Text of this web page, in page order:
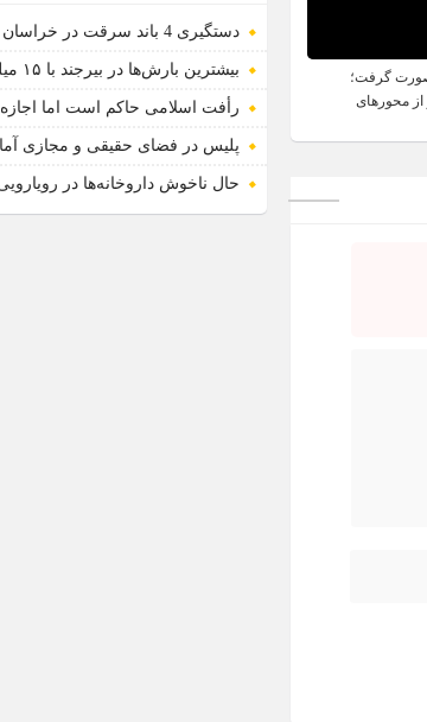
صورت گرفت؛
از محورهای
دستگیری 4 باند سرقت در خراسان جنوبی
بیشترین بارش‌ها در بیرجند با ۱۵ میلیمتر
رأفت اسلامی حاکم است اما اجازه
پلیس در فضای حقیقی و مجازی
حال ناخوش داروخانه‌ها در